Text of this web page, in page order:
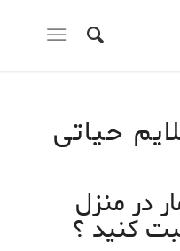
حیاتی
در منزل
کنید ؟